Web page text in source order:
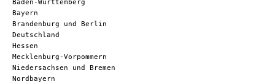
Baden-Württemberg
Bayern
Brandenburg und Berlin
Deutschland
Hessen
Mecklenburg-Vorpommern
Niedersachsen und Bremen
Nordbayern